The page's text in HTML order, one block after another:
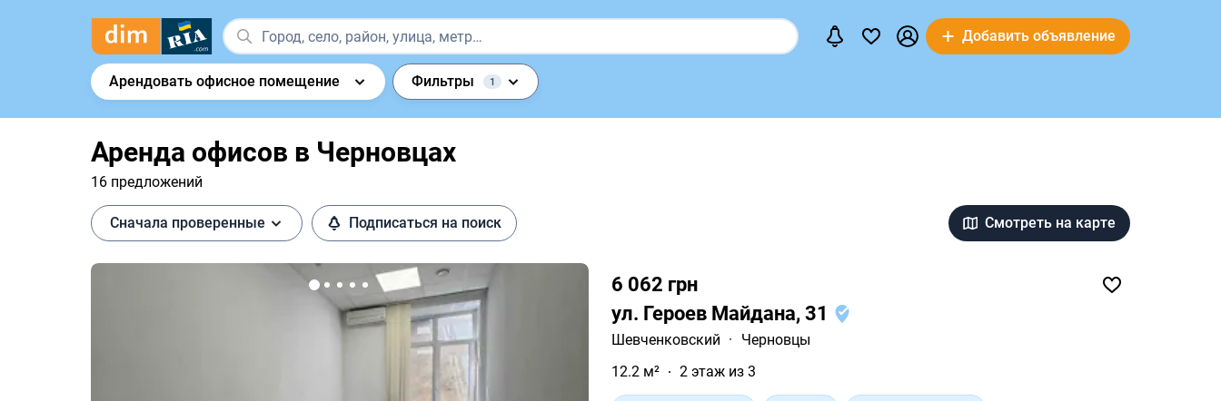
Добавить объявление
Арендовать офисное помещение Фильтры 1
Аренда офисов в Черновцах
16 предложений
Сначала проверенные Подписаться на поиск Смотреть на карте
6 062 грн
ул. Героев Майдана, 31
Шевченковский ·
Черновцы
12.2 м²
2 этаж из 3